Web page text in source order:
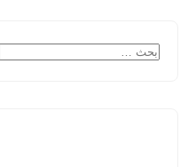
البحث